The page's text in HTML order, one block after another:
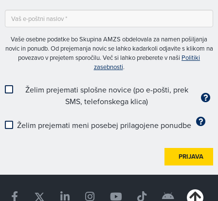
Vaše osebne podatke bo Skupina AMZS obdelovala za namen pošiljanja
novic in ponudb. Od prejemanja novic se lahko kadarkoli odjavite s klikom na
povezavo v prejetem sporočilu. Več si lahko preberete v naši Politiki
zasebnosti.
Želim prejemati splošne novice (po e-pošti, prek
SMS, telefonskega klica)
Želim prejemati meni posebej prilagojene ponudbe
PRIJAVA